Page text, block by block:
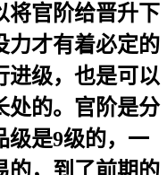
将官阶给晋升下
力才有着必定的
进级，也是可以
处的。官阶是分
级是9级的，一